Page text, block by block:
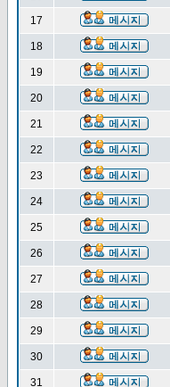
17
18
19
20
21
22
23
24
25
26
27
28
29
30
31